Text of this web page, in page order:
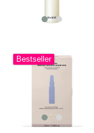
Bestseller